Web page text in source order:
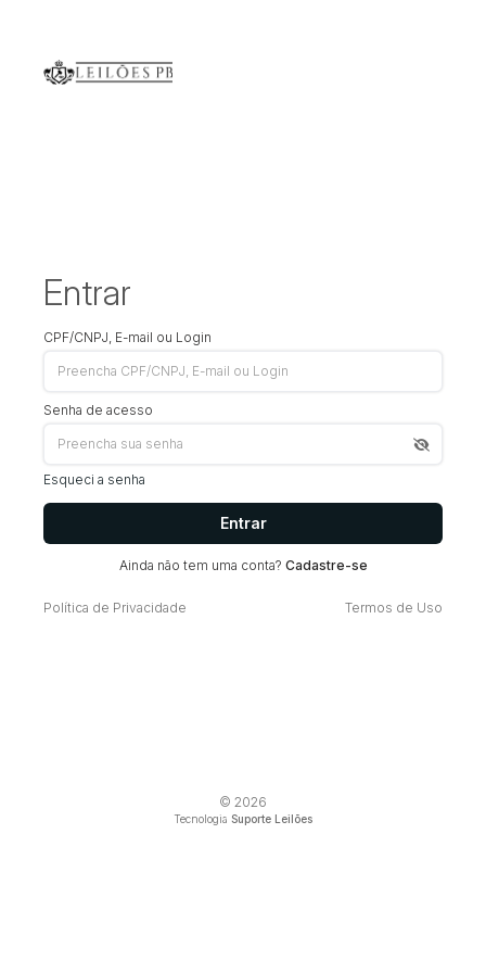
Entrar
CPF/CNPJ, E-mail ou Login
Senha de acesso
Esqueci a senha
Entrar
Ainda não tem uma conta? Cadastre-se
Política de Privacidade Termos de Uso
© 2026
Tecnologia Suporte Leilões